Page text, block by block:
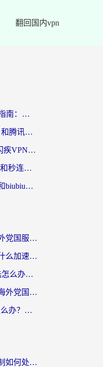
翻回国内vpn
海外党连中国VPN避坑指南：如何选到真正能无缝刷国内资源的加速器？
快帆TV版VPN好用吗？和腾讯VPN对比哪个回国效果更好？海外党必看的真实体验指南
Malus VPN好用吗？和闪疾VPN对比哪个回国效果更好？海外华人的实用避坑指南
海外党必看：Quickback和秒连好用吗？3步选对回国加速器，无缝刷国内资源
海外党必看：雷神手游和biubiu好用吗？3招选对回国加速器无缝刷国内资源
国外可以玩艾希么？海外党国服游戏畅玩终极指南（附加速器选择秘籍）
在国外玩逆战需要下载什么加速器呢？海外党亲测有效的国服游戏加速指南
300大作战国外无法登陆怎么办？海外玩家亲测有效的解决指南
法国怎么玩我的勇者？海外党国服游戏不卡攻略，附3款热门游戏加速实测
国外玩BanG网络延迟怎么办？海外玩家亲测有效的国服游戏加速指南
海外党必看：视频受限制如何处理？3步解决国内剧番“看不了”难题